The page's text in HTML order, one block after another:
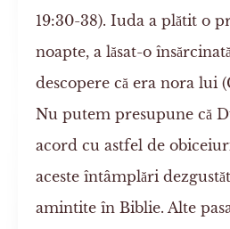
19:30-38). Iuda a plătit o
noapte, a lăsat-o
descopere că era nora lui
Nu putem presupune că
acord cu astfel de
aceste întâmplări
amintite în Biblie. Alte